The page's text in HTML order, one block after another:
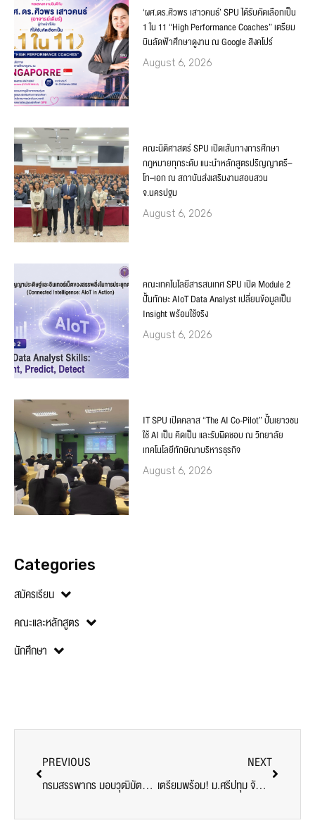
‘ผศ.ดร.ศิวพร เสาวคนธ์’ SPU ได้รับคัดเลือกเป็น
1 ใน 11 “High Performance Coaches” เตรียม
บินลัดฟ้าศึกษาดูงาน ณ Google สิงคโปร์
August 6, 2026
คณะนิติศาสตร์ SPU เปิดเส้นทางการศึกษา
กฎหมายทุกระดับ แนะนำหลักสูตรปริญญาตรี–
โท–เอก ณ สถาบันส่งเสริมงานสอบสวน
จ.นครปฐม
August 6, 2026
คณะเทคโนโลยีสารสนเทศ SPU เปิด Module 2
ปั้นทักษะ AIoT Data Analyst เปลี่ยนข้อมูลเป็น
Insight พร้อมใช้จริง
August 6, 2026
IT SPU เปิดคลาส “The AI Co-Pilot” ปั้นเยาวชน
ใช้ AI เป็น คิดเป็น และรับผิดชอบ ณ วิทยาลัย
เทคโนโลยีทักษิณาบริหารธุรกิจ
August 6, 2026
Categories
สมัครเรียน
คณะและหลักสูตร
นักศึกษา
PREVIOUS
กรมสรรพากร มอบวุฒิบัตร RD go CAMPUS คณะบัญชี มหาวิทยาลัยศรีปทุม
NEXT
เตรียมพร้อม! ม.ศรีปทุม จัดอบรม CPR การช่วยฟื้นคืนชีพ